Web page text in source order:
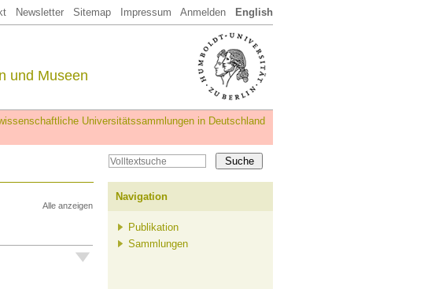
Newsletter Sitemap Impressum Anmelden English
und Museen
Universitätssammlungen in Deutschland
Alle anzeigen
Navigation
Publikation
Sammlungen